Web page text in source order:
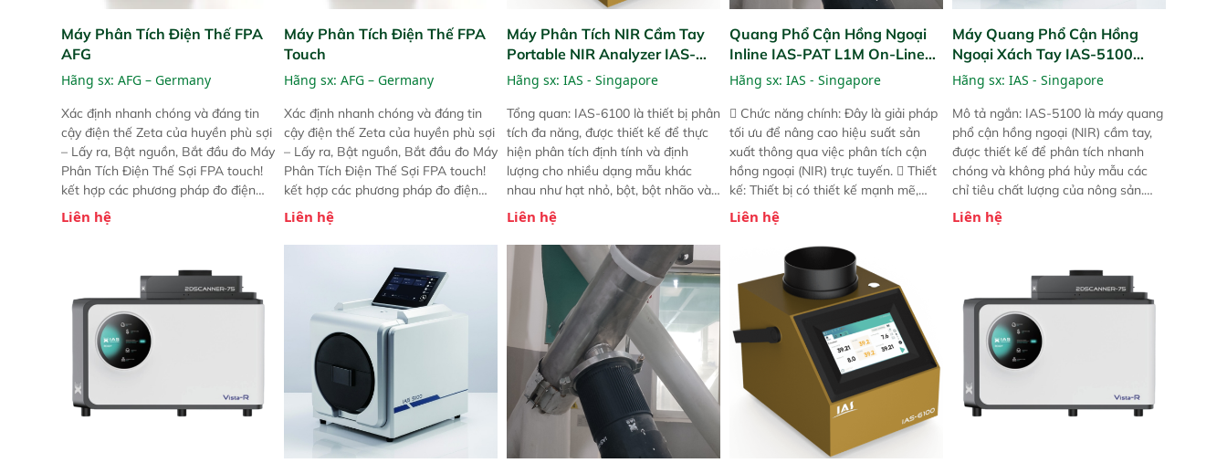
Máy Phân Tích Điện Thế FPA
AFG
Hãng sx: AFG – Germany
Xác định nhanh chóng và đáng tin
cậy điện thế Zeta của huyền phù sợi
– Lấy ra, Bật nguồn, Bắt đầu đo Máy
Phân Tích Điện Thế Sợi FPA touch!
kết hợp các phương pháp đo điện
thế Zeta đã được chứng minh với sự
đơn giản tuyệt vời trong thao tác và
trước đó. Nhưng so với các phiên
bản trước, FPA touch! nhỏ hơn và
nhẹ hơn đáng kể, đồng thời được
nâng cấp với các tính năng mới.
Liên hệ
Máy Phân Tích Điện Thế FPA
Touch
Hãng sx: AFG – Germany
Xác định nhanh chóng và đáng tin
cậy điện thế Zeta của huyền phù sợi
– Lấy ra, Bật nguồn, Bắt đầu đo Máy
Phân Tích Điện Thế Sợi FPA touch!
kết hợp các phương pháp đo điện
thế Zeta đã được chứng minh với sự
đơn giản tuyệt vời trong thao tác và
vận hành của các phiên bản FPA
trước đó. Nhưng so với các phiên
bản trước, FPA touch! nhỏ hơn và
nhẹ hơn đáng kể, đồng thời được
nâng cấp với các tính năng mới.
Liên hệ
Máy Phân Tích NIR Cầm Tay
Portable NIR Analyzer IAS-
6100
Hãng sx: IAS - Singapore
Tổng quan: IAS-6100 là thiết bị phân
tích đa năng, được thiết kế để thực
hiện phân tích định tính và định
lượng cho nhiều dạng mẫu khác
nhau như hạt nhỏ, bột, bột nhão và
chất lỏng. Thiết bị này cho phép bất
kỳ ai cũng có thể thực hiện phân tích
đa thành phần chỉ với một nút bấm
đơn giản, mọi lúc, mọi nơi. Chuyên
dùng : phân tích mẫu nguyên liệu
thức ăn chăn nuôi, nguyên liệu thực
phẩm, nông sản,..
Liên hệ
Quang Phổ Cận Hồng Ngoại
Inline IAS-PAT L1M On-Line
NIR
Hãng sx: IAS - Singapore
 Chức năng chính: Đây là giải pháp
tối ưu để nâng cao hiệu suất sản
xuất thông qua việc phân tích cận
hồng ngoại (NIR) trực tuyến.  Thiết
kế: Thiết bị có thiết kế mạnh mẽ,
mô-đun hóa, hỗ trợ tản nhiệt tăng
cường và đã qua kiểm tra áp suất
nghiêm ngặt.  Cam kết: Mang lại
khả năng theo dõi thông số theo
thời gian thực và trực quan hóa dữ
liệu để tăng chỉ số ROI cho doanh
nghiệp.
Liên hệ
Máy Quang Phổ Cận Hồng
Ngoại Xách Tay IAS-5100
Portable NIR Analyzer
Hãng sx: IAS - Singapore
Mô tả ngắn: IAS-5100 là máy quang
phổ cận hồng ngoại (NIR) cầm tay,
được thiết kế để phân tích nhanh
chóng và không phá hủy mẫu các
chỉ tiêu chất lượng của nông sản.
Phạm vi sử dụng: Thiết bị linh hoạt
cho nhiều kịch bản khác nhau như
xuất hoặc trực tiếp ngoài đồng
Liên hệ